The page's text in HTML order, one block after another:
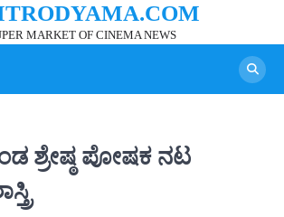
MARKET OF CINEMA NEWS
ಶ್ರೇಷ್ಠ ಪೋಷಕ ನಟ